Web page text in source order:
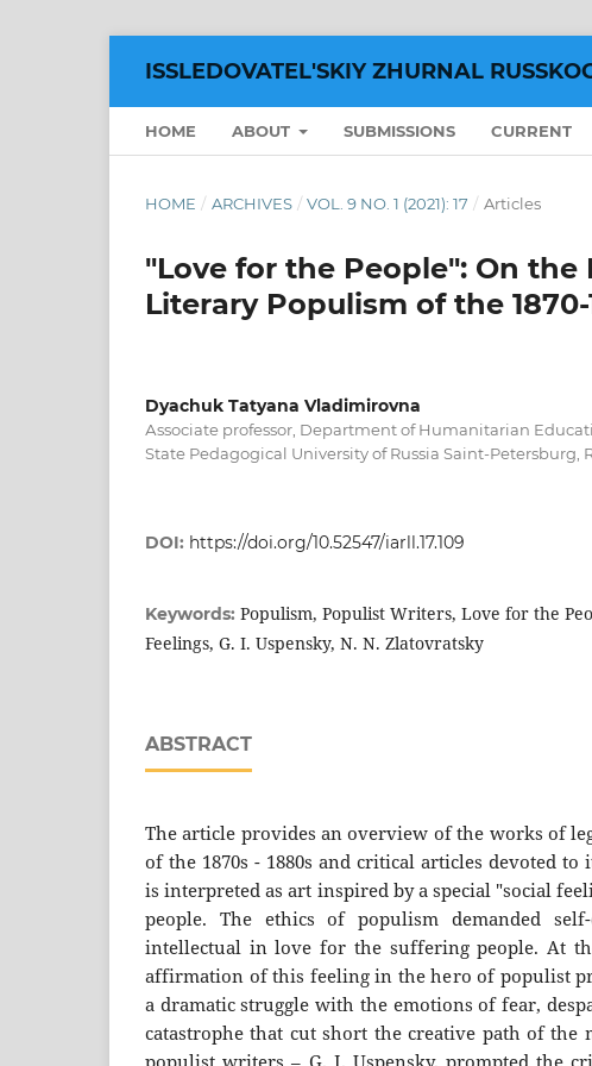
ISSLEDOVATEL'SKIY ZHURNAL
HOME ABOUT SUBMISSIONS CURRENT
HOME / ARCHIVES / VOL. 9 NO. 1 (2021): 17 / Articles
"Love for the People": On
Literary Populism of the 1870-
Dyachuk Tatyana Vladimirovna
Аssociate professor, Department of Humanitarian
State Pedagogical University of Russia Saint-Petersburg,
DOI: https://doi.org/10.52547/iarll.17.109
Keywords: Populism, Populist Writers, Love for the
Feelings, G. I. Uspensky, N. N. Zlatovratsky
ABSTRACT
The article provides an overview of the works of
of the 1870s - 1880s and critical articles devoted
is interpreted as art inspired by a special "social
people. The ethics of populism demanded
intellectual in love for the suffering people. At
affirmation of this feeling in the hero of populist
a dramatic struggle with the emotions of fear,
catastrophe that cut short the creative path of the